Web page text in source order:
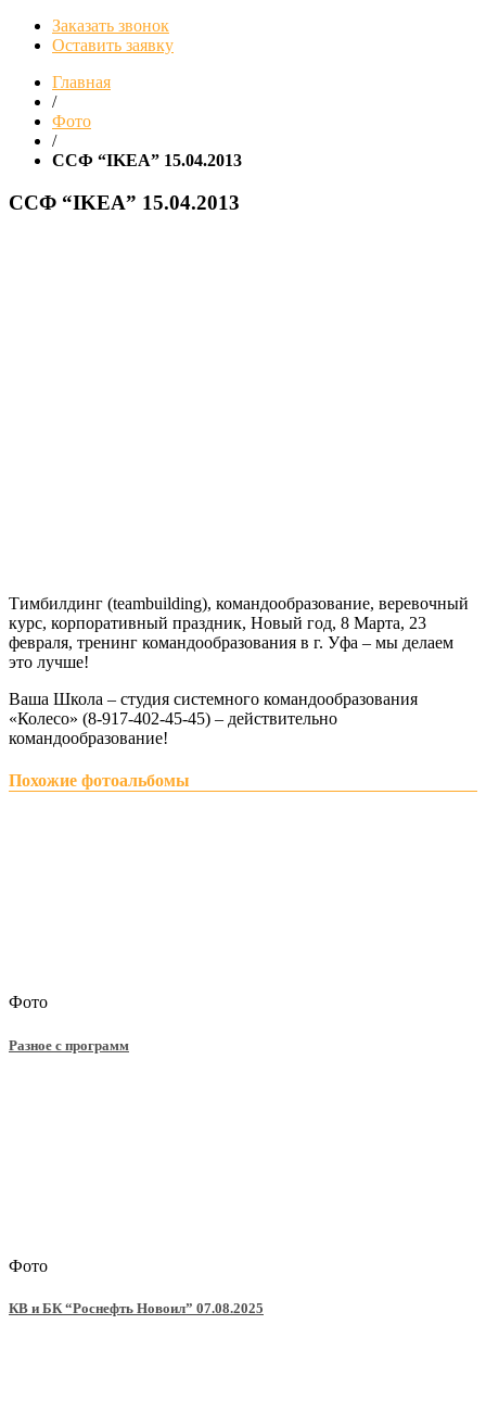
Заказать звонок
Оставить заявку
Главная
/
Фото
/
ССФ “IKEA” 15.04.2013
ССФ “IKEA” 15.04.2013
Тимбилдинг (teambuilding), командообразование, веревочный
курс, корпоративный праздник, Новый год, 8 Марта, 23
февраля, тренинг командообразования в г. Уфа – мы делаем
это лучше!
Ваша Школа – студия системного командообразования
«Колесо» (8-917-402-45-45) – действительно
командообразование!
Похожие фотоальбомы
Фото
Разное с программ
Фото
КВ и БК “Роснефть Новоил” 07.08.2025